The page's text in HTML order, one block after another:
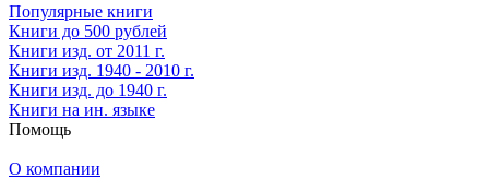
Популярные книги
Книги до 500 рублей
Книги изд. от 2011 г.
Книги изд. 1940 - 2010 г.
Книги изд. до 1940 г.
Книги на ин. языке
Помощь
О компании